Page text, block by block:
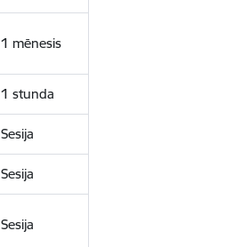
1 mēnesis
1 stunda
Sesija
Sesija
Sesija